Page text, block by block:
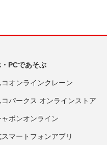
PCであそぶ
コオンラインクレーン
コパークス オンラインストア
ャポンオンライン
マートフォンアプリ